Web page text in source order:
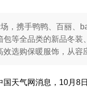
，携手鸭鸭、百丽、
等全品类的新品冬装
选购保暖服饰，从容
天气网消息，10月8